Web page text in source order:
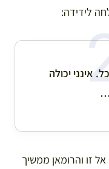
לידידה:
אינני יכולה
זו והרומאן ממשיך